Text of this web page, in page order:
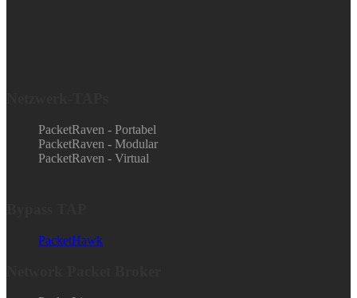
PacketRaven - Portabel
PacketRaven - Modular
PacketRaven - Virtual
PacketHawk